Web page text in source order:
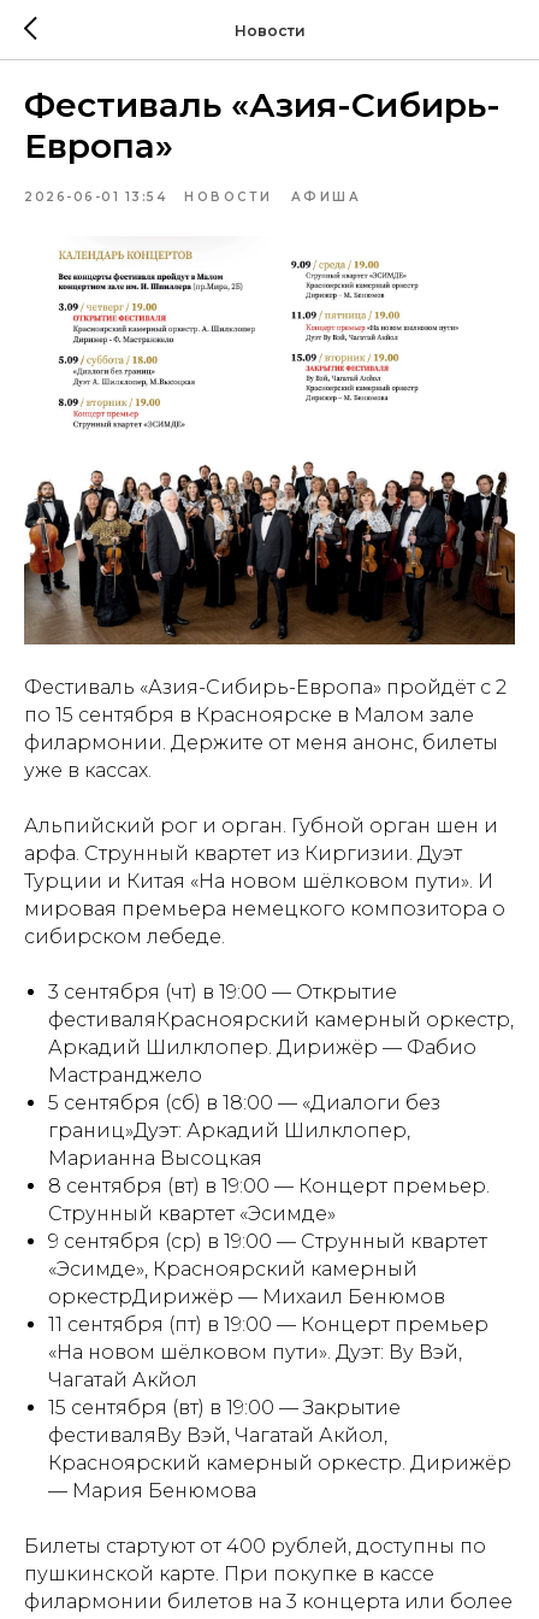
Новости
Фестиваль «Азия-Сибирь-
Европа»
2026-06-01 13:54 НОВОСТИ АФИША
Фестиваль «Азия-Сибирь-Европа» пройдёт с 2
по 15 сентября в Красноярске в Малом зале
филармонии. Держите от меня анонс, билеты
уже в кассах.
Альпийский рог и орган. Губной орган шен и
арфа. Струнный квартет из Киргизии. Дуэт
Турции и Китая «На новом шёлковом пути». И
мировая премьера немецкого композитора о
сибирском лебеде.
3 сентября (чт) в 19:00 — Открытие
фестиваляКрасноярский камерный оркестр,
Аркадий Шилклопер. Дирижёр — Фабио
Мастранджело
5 сентября (сб) в 18:00 — «Диалоги без
границ»Дуэт: Аркадий Шилклопер,
Марианна Высоцкая
8 сентября (вт) в 19:00 — Концерт премьер.
Струнный квартет «Эсимде»
9 сентября (ср) в 19:00 — Струнный квартет
«Эсимде», Красноярский камерный
оркестрДирижёр — Михаил Бенюмов
11 сентября (пт) в 19:00 — Концерт премьер
«На новом шёлковом пути». Дуэт: Ву Вэй,
Чагатай Акйол
15 сентября (вт) в 19:00 — Закрытие
фестиваляВу Вэй, Чагатай Акйол,
Красноярский камерный оркестр. Дирижёр
— Мария Бенюмова
Билеты стартуют от 400 рублей, доступны по
пушкинской карте. При покупке в кассе
филармонии билетов на 3 концерта или более